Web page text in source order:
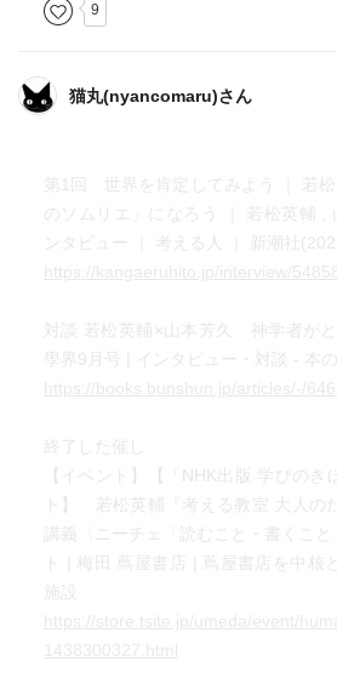
9
猫丸(nyancomaru)さん
第1回 世界を肯定してみよう ｜ 若松
のソムリエ」になろう ｜ 若松英輔 ,
ンタビュー ｜ 考える人 ｜ 新潮社
対談 若松英輔×山本芳久 神学者がと
學界9月号 | インタビュー・対談 - 本
終了した催し
【イベント】【「NHK出版 学びのき
ト】 若松英輔『考える教室 大人の
講義〈ニーチェ「読むこと・書くこ
ト | 梅田 蔦屋書店 | 蔦屋書店を中核
施設